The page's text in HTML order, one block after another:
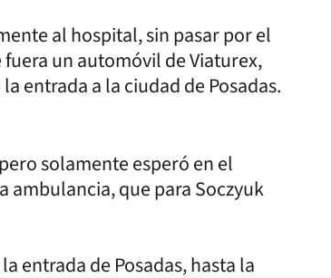
al hospital, sin pasar por el
un automóvil de Viaturex,
entrada a la ciudad de Posadas.
solamente esperó en el
ambulancia, que para Soczyuk
entrada de Posadas, hasta la